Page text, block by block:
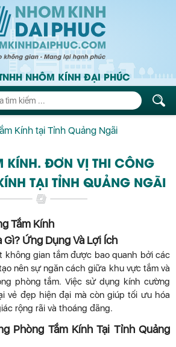
NHÔM KÍNH ĐẠI PHÚC
Kính tại Tỉnh Quảng Ngãi
KÍNH. ĐƠN VỊ THI CÔNG
TẠI TỈNH QUẢNG NGÃI
Tắm Kính
Gì? Ứng Dụng Và Lợi Ích
không gian tắm được bao quanh bởi các
nên sự ngăn cách giữa khu vực tắm và
phòng tắm. Việc sử dụng kính cường
vẻ đẹp hiện đại mà còn giúp tối ưu hóa
rộng rãi và thoáng đãng.
Phòng Tắm Kính Tại Tỉnh Quảng